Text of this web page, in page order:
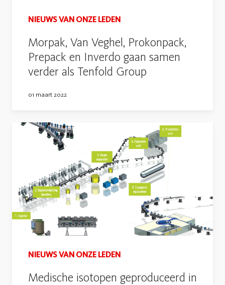
NIEUWS VAN ONZE LEDEN
Morpak, Van Veghel, Prokonpack,
Prepack en Inverdo gaan samen
verder als Tenfold Group
01 maart 2022
NIEUWS VAN ONZE LEDEN
Medische isotopen geproduceerd in